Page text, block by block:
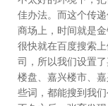
佳办法。而这个传
商场上，时间就是
很快就在百度搜索
司，所以我们设置
楼盘、嘉兴楼市、
些词，都能搜到我